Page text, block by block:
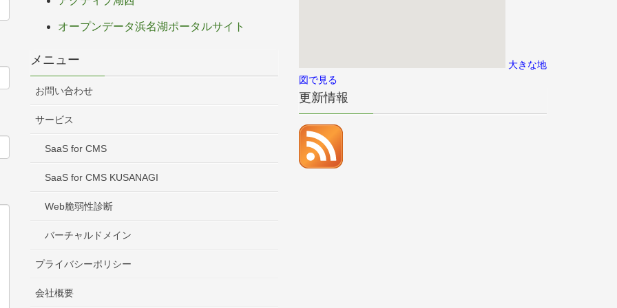
オープンデータ浜名湖ポータルサイト
メニュー
お問い合わせ
サービス
SaaS for CMS
SaaS for CMS KUSANAGI
Web脆弱性診断
バーチャルドメイン
プライバシーポリシー
会社概要
大きな地
図で見る
更新情報